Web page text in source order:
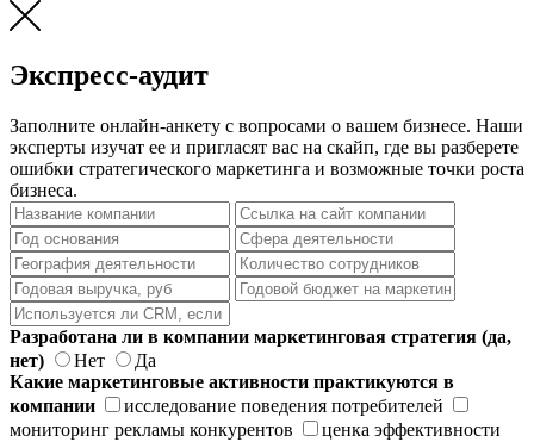
Экспресс-аудит
Заполните онлайн-анкету с вопросами о вашем бизнесе. Наши
эксперты изучат ее и пригласят вас на скайп, где вы разберете
ошибки стратегического маркетинга и возможные точки роста
бизнеса.
Разработана ли в компании маркетинговая стратегия (да,
нет)
Нет
Да
Какие маркетинговые активности практикуются в
компании
исследование поведения потребителей
мониторинг рекламы конкурентов
ценка эффективности